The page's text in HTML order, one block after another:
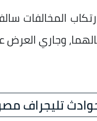
المخالفات
وجاري العرض
تليجراف